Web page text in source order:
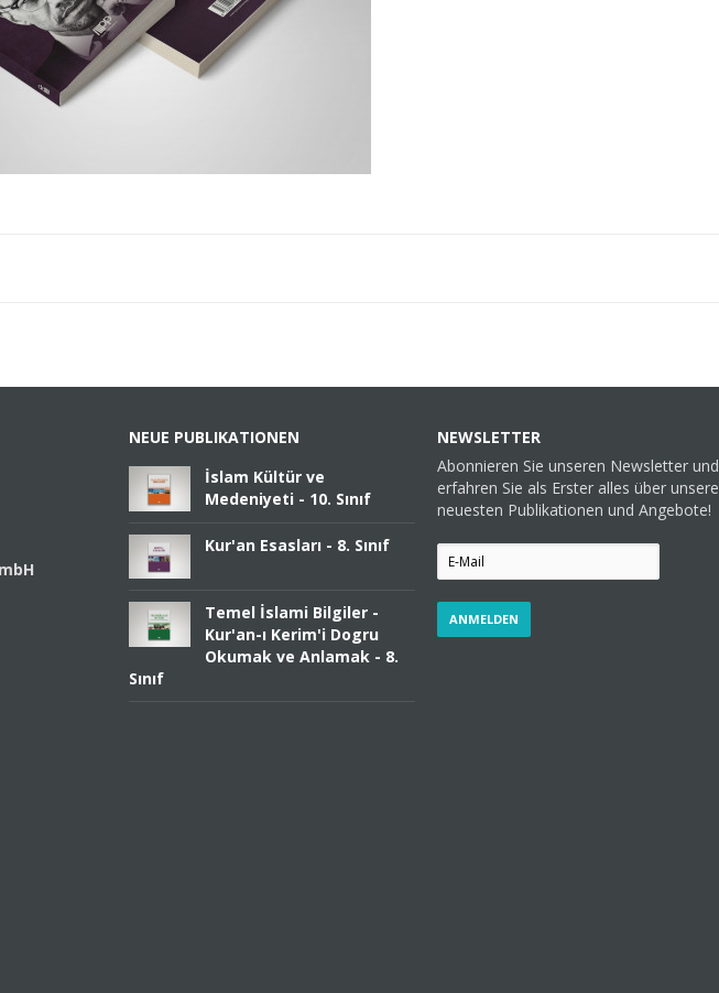
NEUE PUBLIKATIONEN
İslam Kültür ve
Medeniyeti - 10. Sınıf
Kur'an Esasları - 8. Sınıf
Temel İslami Bilgiler -
Kur'an-ı Kerim'i Dogru
Okumak ve Anlamak - 8.
Sınıf
NEWSLETTER
Abonnieren Sie unseren Newsletter und
erfahren Sie als Erster alles über unsere
neuesten Publikationen und Angebote!